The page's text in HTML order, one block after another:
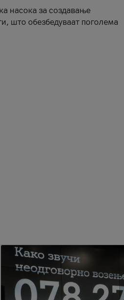
насока за создавање
што обезбедуваат поголема